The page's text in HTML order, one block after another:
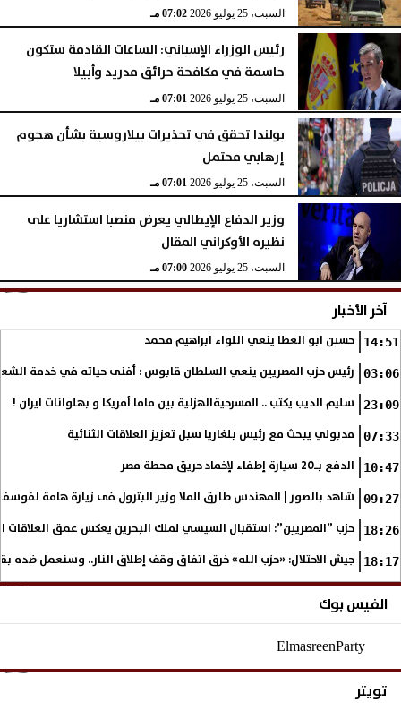
السبت، 25 يوليو 2026 07:02 مـ
رئيس الوزراء الإسباني: الساعات القادمة ستكون
حاسمة في مكافحة حرائق مدريد وأبيلا
السبت، 25 يوليو 2026 07:01 مـ
بولندا تحقق في تحذيرات بيلاروسية بشأن هجوم
إرهابي محتمل
السبت، 25 يوليو 2026 07:01 مـ
وزير الدفاع الإيطالي يعرض منصبا استشاريا على
نظيره الأوكراني المقال
السبت، 25 يوليو 2026 07:00 مـ
آخر الأخبار
14:51 حسين ابو العطا ينعي اللواء ابراهيم محمد
03:06 رئيس حزب المصريين ينعي السلطان قابوس : أفنى حياته في خدمة
23:09 سليم الديب يكتب .. المسرحيةالهزلية بين ماما أمريكا و بهلوانات ايران !
07:33 مدبولي يبحث مع رئيس بلغاريا سبل تعزيز العلاقات الثنائية
10:47 الدفع بـ20 سيارة إطفاء لإخماد حريق محطة مصر
09:27 شاهد بالصور | المهندس طارق الملا وزير البترول فى زيارة هامة
18:26 حزب ”المصريين”: استقبال السيسي لملك البحرين يعكس عمق العلاقات
18:17 جيش الاحتلال: «حزب الله» خرق اتفاق وقف إطلاق النار.. وسنعمل ضده
الفيس بوك
ElmasreenParty
تويتر